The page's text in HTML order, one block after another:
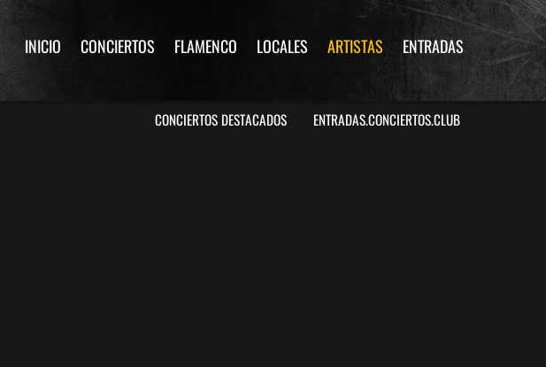
INICIO CONCIERTOS FLAMENCO LOCALES ARTISTAS ENTRADAS
CONCIERTOS DESTACADOS ENTRADAS.CONCIERTOS.CLUB